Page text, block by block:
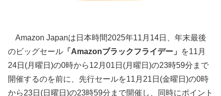
Amazon Japanは日本時間2025年11月14日、年末最後
のビッグセール 「Amazonブラックフライデー」
を11月
24日(月曜日)の0時から12月01日(月曜日)の23時59分まで
開催するのを前に、先行セールを11月21日(金曜日)の0時
から23日(日曜日)の23時59分まで開催し、同時にポイント